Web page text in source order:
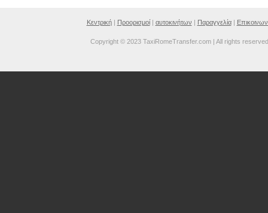
Κεντρική| Προορισμοί| αυτοκινήτων Παραγγελία|
Copyright © 2023 TaxiRomeTransfer.com | All rights reserved